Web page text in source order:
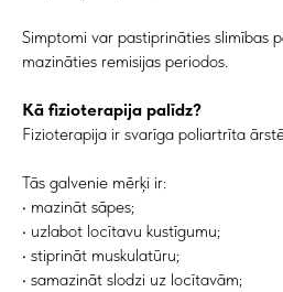
Simptomi var pastiprināties slimības
mazināties remisijas periodos.
Kā fizioterapija palīdz?
Fizioterapija ir svarīga poliartrīta
Tās galvenie mērķi ir:
• mazināt sāpes;
• uzlabot locītavu kustīgumu;
• stiprināt muskulatūru;
• samazināt slodzi uz locītavām;